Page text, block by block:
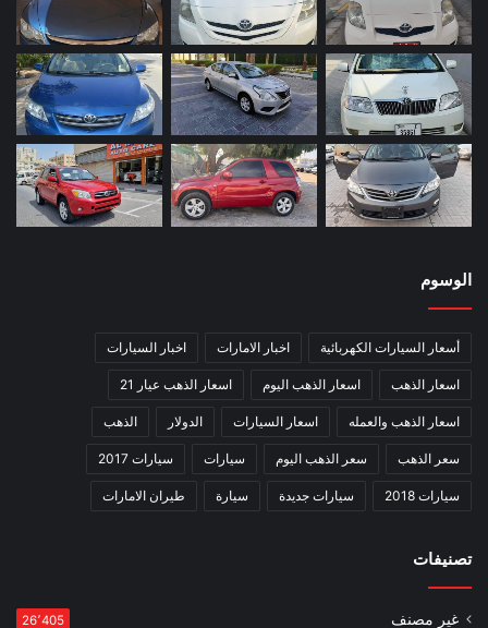
الوسوم
أسعار السيارات الكهربائية اخبار الامارات اخبار السيارات
اسعار الذهب اسعار الذهب اليوم اسعار الذهب عيار 21
اسعار الذهب والعمله اسعار السيارات الدولار الذهب
سعر الذهب سعر الذهب اليوم سيارات سيارات 2017
سيارات 2018 سيارات جديدة سيارة طيران الامارات
تصنيفات
غير مصنف 26٬405